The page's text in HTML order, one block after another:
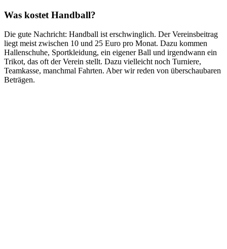
Was kostet Handball?
Die gute Nachricht: Handball ist erschwinglich. Der Vereinsbeitrag
liegt meist zwischen 10 und 25 Euro pro Monat. Dazu kommen
Hallenschuhe, Sportkleidung, ein eigener Ball und irgendwann ein
Trikot, das oft der Verein stellt. Dazu vielleicht noch Turniere,
Teamkasse, manchmal Fahrten. Aber wir reden von überschaubaren
Beträgen.